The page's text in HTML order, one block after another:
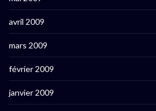
avril 2009
mars 2009
février 2009
janvier 2009